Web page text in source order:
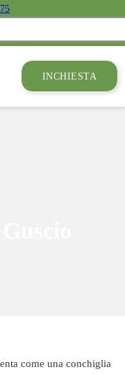
INCHIESTA
come una conchiglia